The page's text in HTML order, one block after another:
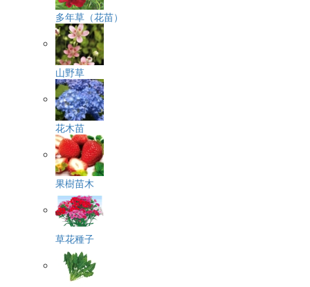
多年草（花苗）
山野草
花木苗
果樹苗木
草花種子